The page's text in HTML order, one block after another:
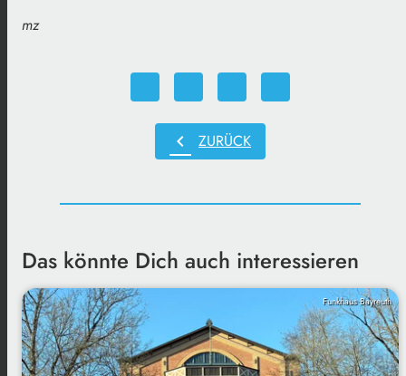
mz
chevron_left ZURÜCK
Das könnte Dich auch interessieren
Funkhaus Bayreuth